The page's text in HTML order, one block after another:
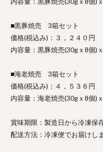
■黒豚焼売 3箱セット
価格(税込み)：３，２４０円
内容量：黒豚焼売(30gｘ8個)
■海老焼売 3箱セット
価格(税込み)：４，５３６円
内容量：海老焼売(30gｘ8個)
賞味期限：製造日から冷凍保
配送方法：冷凍便でお届けし